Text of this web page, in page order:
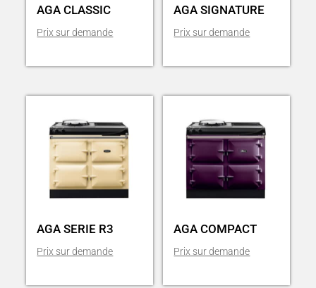
AGA CLASSIC AGA SIGNATURE
AGA SERIE R3 AGA COMPACT